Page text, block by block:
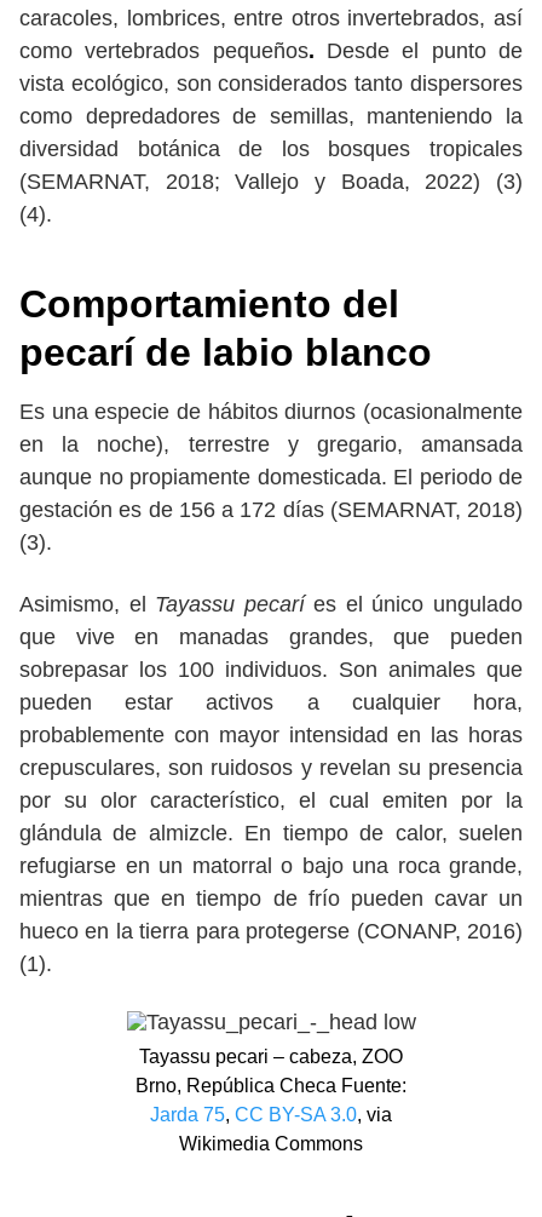
caracoles, lombrices, entre otros invertebrados, así
como vertebrados pequeños. Desde el punto de
vista ecológico, son considerados tanto dispersores
como depredadores de semillas, manteniendo la
diversidad botánica de los bosques tropicales
(SEMARNAT, 2018; Vallejo y Boada, 2022) (3)
(4).
Comportamiento del
pecarí de labio blanco
Es una especie de hábitos diurnos (ocasionalmente
en la noche), terrestre y gregario, amansada
aunque no propiamente domesticada. El periodo de
gestación es de 156 a 172 días (SEMARNAT, 2018)
(3).
Asimismo, el Tayassu pecaríes el único ungulado
que vive en manadas grandes, que pueden
sobrepasar los 100 individuos. Son animales que
pueden estar activos a cualquier hora,
probablemente con mayor intensidad en las horas
crepusculares, son ruidosos y revelan su presencia
por su olor característico, el cual emiten por la
glándula de almizcle. En tiempo de calor, suelen
refugiarse en un matorral o bajo una roca grande,
mientras que en tiempo de frío pueden cavar un
hueco en la tierra para protegerse (CONANP, 2016)
(1).
Tayassu pecari – cabeza, ZOO
Brno, República Checa Fuente:
Jarda 75, CC BY-SA 3.0, via
Wikimedia Commons